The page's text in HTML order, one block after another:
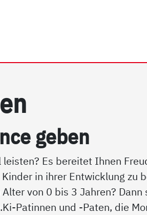
ge­ben
Es bereitet Ihnen
in ihrer Entwicklung zu
von 0 bis 3 Jahren? Dann
Patinnen und -Paten, die